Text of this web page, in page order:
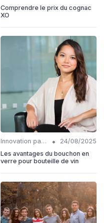
Comprendre le prix du cognac
XO
Innovation packaging •
24/08/2025
Les avantages du bouchon en
verre pour bouteille de vin